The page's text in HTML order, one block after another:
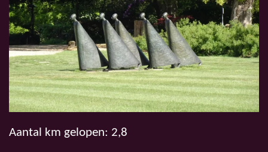
Aantal km gelopen: 2,8